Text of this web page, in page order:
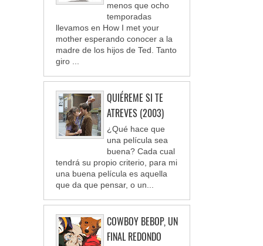
menos que ocho
temporadas
llevamos en How I met your
mother esperando conocer a la
madre de los hijos de Ted. Tanto
giro ...
QUIÉREME SI TE
ATREVES (2003)
¿Qué hace que
una película sea
buena? Cada cual
tendrá su propio criterio, para mi
una buena película es aquella
que da que pensar, o un...
COWBOY BEBOP, UN
FINAL REDONDO